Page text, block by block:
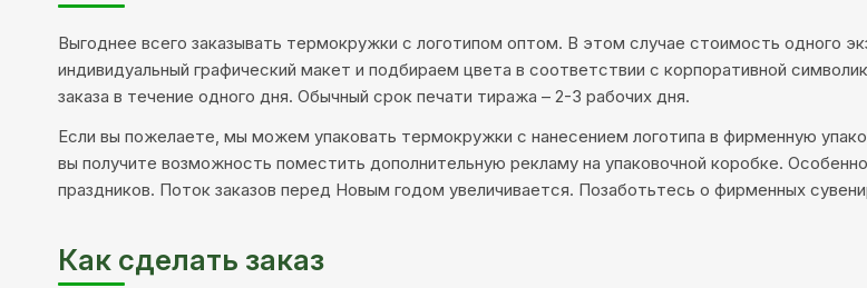
Выгоднее всего заказывать термокружки с логотипом оптом. В этом случае стоимость одного
индивидуальный графический макет и подбираем цвета в соответствии с корпоративной
заказа в течение одного дня. Обычный срок печати тиража – 2-3 рабочих дня.
Если вы пожелаете, мы можем упаковать термокружки с нанесением логотипа в фирменную
вы получите возможность поместить дополнительную рекламу на упаковочной коробке.
праздников. Поток заказов перед Новым годом увеличивается. Позаботьтесь о фирменных
Как сделать заказ